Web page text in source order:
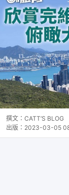
撰文： CATT’S BLOG
出版： 2023-03-05